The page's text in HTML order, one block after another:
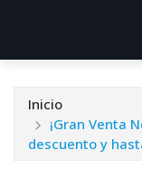
Inicio
¡Gran Venta
descuento y